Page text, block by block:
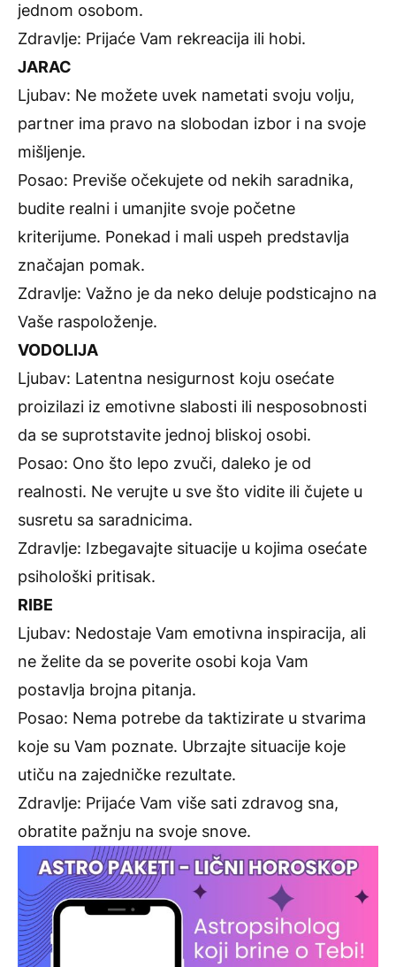
jednom osobom.
Zdravlje: Prijaće Vam rekreacija ili hobi.
JARAC
Ljubav: Ne možete uvek nametati svoju volju,
partner ima pravo na slobodan izbor i na svoje
mišljenje.
Posao: Previše očekujete od nekih saradnika,
budite realni i umanjite svoje početne
kriterijume. Ponekad i mali uspeh predstavlja
značajan pomak.
Zdravlje: Važno je da neko deluje podsticajno na
Vaše raspoloženje.
VODOLIJA
Ljubav: Latentna nesigurnost koju osećate
proizilazi iz emotivne slabosti ili nesposobnosti
da se suprotstavite jednoj bliskoj osobi.
Posao: Ono što lepo zvuči, daleko je od
realnosti. Ne verujte u sve što vidite ili čujete u
susretu sa saradnicima.
Zdravlje: Izbegavajte situacije u kojima osećate
psihološki pritisak.
RIBE
Ljubav: Nedostaje Vam emotivna inspiracija, ali
ne želite da se poverite osobi koja Vam
postavlja brojna pitanja.
Posao: Nema potrebe da taktizirate u stvarima
koje su Vam poznate. Ubrzajte situacije koje
utiču na zajedničke rezultate.
Zdravlje: Prijaće Vam više sati zdravog sna,
obratite pažnju na svoje snove.